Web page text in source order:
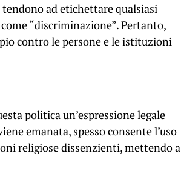
ad etichettare qualsiasi
“discriminazione”. Pertanto,
contro le persone e le istituzioni
politica un’espressione legale
emanata, spesso consente l’uso
religiose dissenzienti, mettendo a